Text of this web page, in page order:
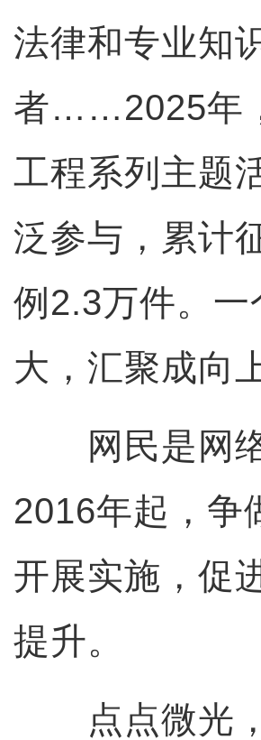
法律和专业知
者……2025年
工程系列主题
泛参与，累计
例2.3万件。
大，汇聚成向
网民是网络
2016年起，争
开展实施，促
提升。
点点微光，